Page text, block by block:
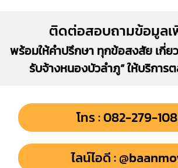
ติดต่อสอบถามข้อมูลเ
พร้อมให้คำปรึกษา ทุกข้อสงสัย เกี่
รับจ้างหนองบัวลำภู” ให้บริการ
โทร : 082-279-
ไลน์ไอดี :